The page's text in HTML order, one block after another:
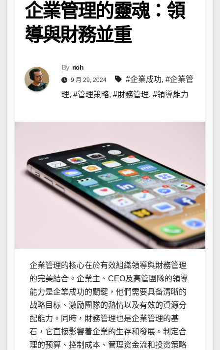
企業管理的靈魂：領
導與財務並重
By rich
9 月 29, 2024 #企業成功, #企業管
理, #管理策略, #財務管理, #領導能力
企業管理的核心在於有效組織領導與財務管理
的完美結合。企業主、CEO及高管團隊的領導
能力是企業成功的關鍵，他們需要具备清晰的
战略目标、激励團隊的熱情以及有效的資源分
配能力。同時，財務管理也是企業管理的基
石，它直接影響着企業的生存和發展。制定合
理的预算、控制成本、管理资金流和投资策略